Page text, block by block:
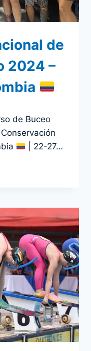
de
2024 –
de Buceo
| 22-27…